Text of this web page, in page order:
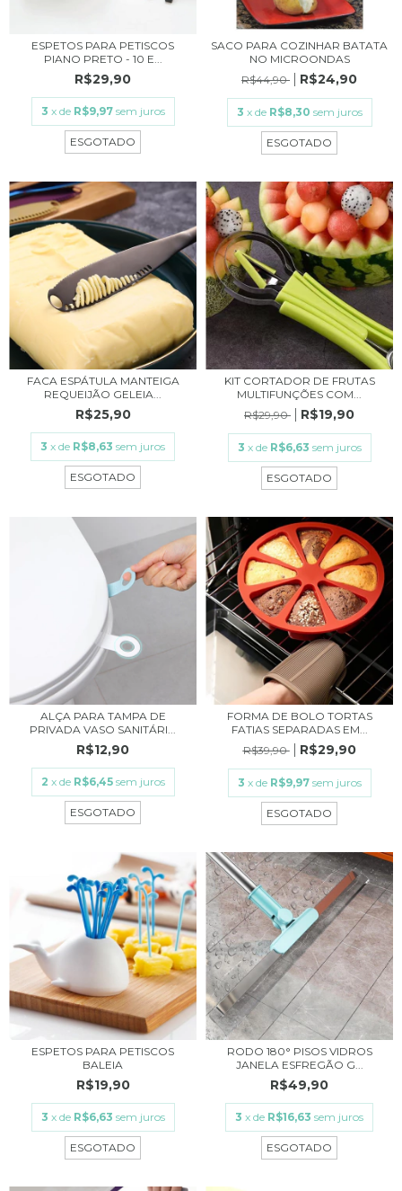
ESPETOS PARA PETISCOS
PIANO PRETO - 10 E...
R$29,90
3 x de R$9,97 sem juros
ESGOTADO
SACO PARA COZINHAR BATATA
NO MICROONDAS
R$44,90
R$24,90
3 x de R$8,30 sem juros
ESGOTADO
FACA ESPÁTULA MANTEIGA
REQUEIJÃO GELEIA...
R$25,90
3 x de R$8,63 sem juros
ESGOTADO
KIT CORTADOR DE FRUTAS
MULTIFUNÇÕES COM...
R$29,90
R$19,90
3 x de R$6,63 sem juros
ESGOTADO
ALÇA PARA TAMPA DE
PRIVADA VASO SANITÁRI...
R$12,90
2 x de R$6,45 sem juros
ESGOTADO
FORMA DE BOLO TORTAS
FATIAS SEPARADAS EM...
R$39,90
R$29,90
3 x de R$9,97 sem juros
ESGOTADO
ESPETOS PARA PETISCOS
BALEIA
R$19,90
3 x de R$6,63 sem juros
ESGOTADO
RODO 180° PISOS VIDROS
JANELA ESFREGÃO G...
R$49,90
3 x de R$16,63 sem juros
ESGOTADO